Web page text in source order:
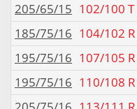
205/65/15 102/100 T
185/75/16 104/102
195/75/16 107/105
195/75/16 110/108